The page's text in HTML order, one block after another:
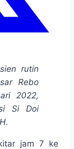
rutin
Rebo
2022,
Si Doi
jam 7 ke